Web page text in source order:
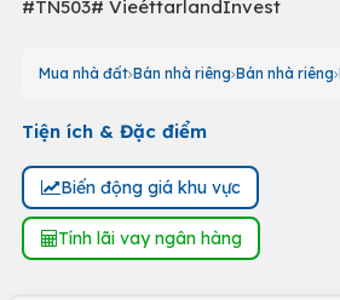
#TN503# VieéttarlandInvest
Mua nhà đất Bán nhà riêng Bán nhà riêng
Tiện ích & Đặc điểm
Biến động giá khu vực
Tính lãi vay ngân hàng